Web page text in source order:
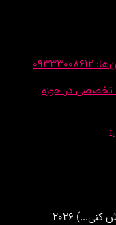
تخصصی در حوزه
2026